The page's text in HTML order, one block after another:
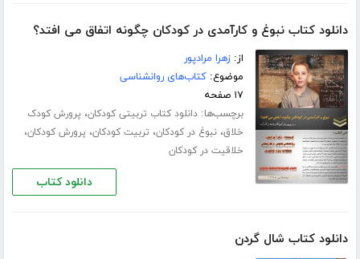
دانلود کتاب نبوغ و کارآمدی در کودکان چگونه اتفاق می افتد؟
از:زهرا مرادپور
موضوع:کتاب‌های روانشناسی
۱۷ صفحه
برچسب‌ها:دانلود کتاب تربیتی کودکان، پرورش کودک
خلاق،نبوغ در کودکان، تربیت کودکان، پرورش کودکان،
خلاقیت در کودکان
دانلود کتاب
دانلود کتاب شال گردن